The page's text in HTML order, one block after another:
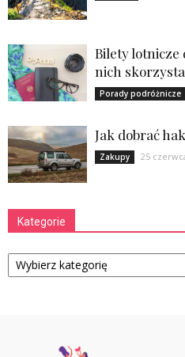
Bilety lotnicze
nich
Porady podróżnicze
Jak dobrać
Zakupy 25
Kategorie
Kategorie